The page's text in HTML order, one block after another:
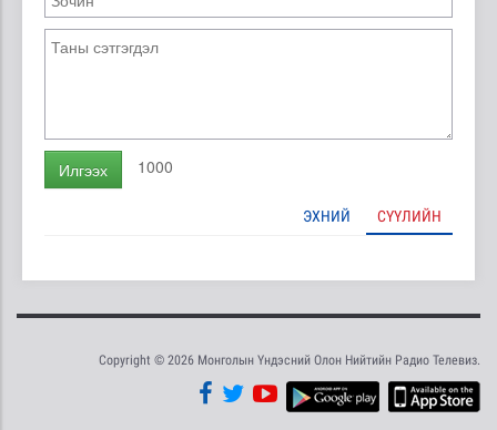
Илгээх 1000
ЭХНИЙ СҮҮЛИЙН
Copyright © 2026 Монголын Үндэсний Олон Нийтийн Радио Телевиз.